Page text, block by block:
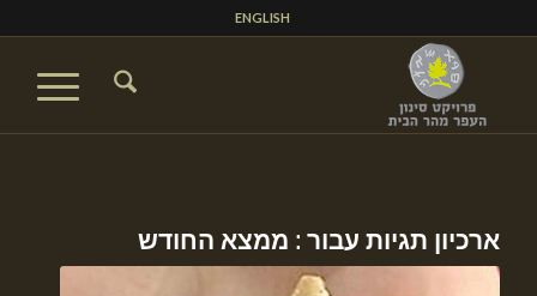
ENGLISH
ארכיון תגיות עבור : ממצא החודש